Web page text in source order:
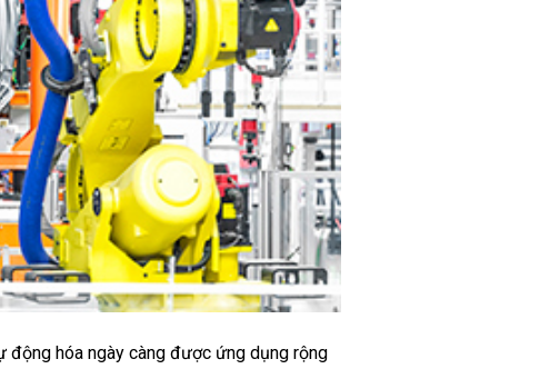
động hóa ngày càng được ứng dụng rộng